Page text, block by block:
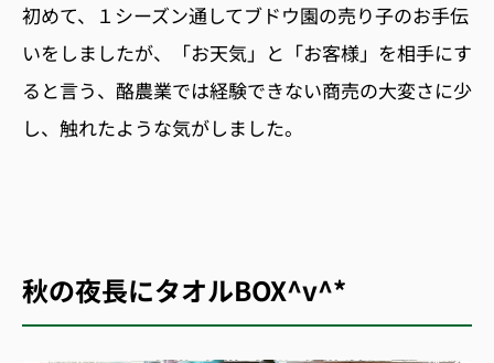
初めて、１シーズン通してブドウ園の売り子のお手伝
いをしましたが、「お天気」と「お客様」を相手にす
ると言う、酪農業では経験できない商売の大変さに少
し、触れたような気がしました。
秋の夜長にタオルBOX^v^*